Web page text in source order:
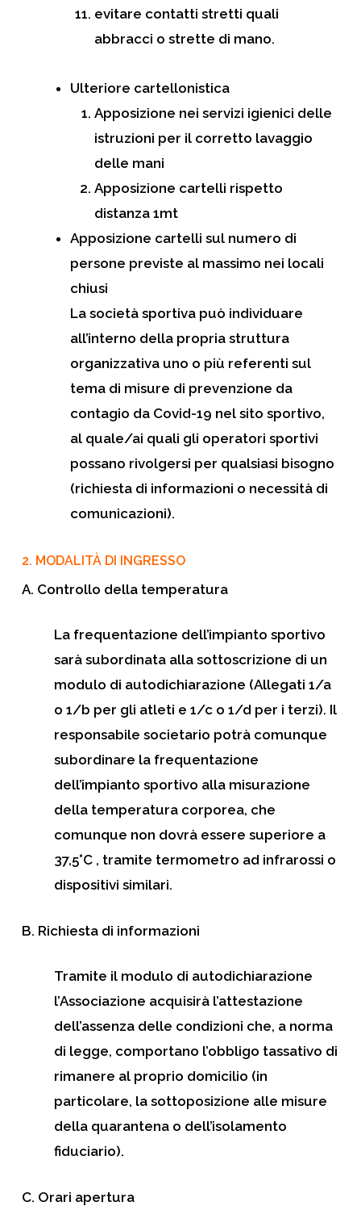
evitare contatti stretti quali
abbracci o strette di mano.
Ulteriore cartellonistica
Apposizione nei servizi igienici delle
istruzioni per il corretto lavaggio
delle mani
Apposizione cartelli rispetto
distanza 1mt
Apposizione cartelli sul numero di
persone previste al massimo nei locali
chiusi
La società sportiva può individuare
all’interno della propria struttura
organizzativa uno o più referenti sul
tema di misure di prevenzione da
contagio da Covid-19 nel sito sportivo,
al quale/ai quali gli operatori sportivi
possano rivolgersi per qualsiasi bisogno
(richiesta di informazioni o necessità di
comunicazioni).
2. MODALITÀ DI INGRESSO
A. Controllo della temperatura
La frequentazione dell’impianto sportivo
sarà subordinata alla sottoscrizione di un
modulo di autodichiarazione (Allegati 1/a
o 1/b per gli atleti e 1/c o 1/d per i terzi). Il
responsabile societario potrà comunque
subordinare la frequentazione
dell’impianto sportivo alla misurazione
della temperatura corporea, che
comunque non dovrà essere superiore a
37,5°C , tramite termometro ad infrarossi o
dispositivi similari.
B. Richiesta di informazioni
Tramite il modulo di autodichiarazione
l’Associazione acquisirà l’attestazione
dell’assenza delle condizioni che, a norma
di legge, comportano l’obbligo tassativo di
rimanere al proprio domicilio (in
particolare, la sottoposizione alle misure
della quarantena o dell’isolamento
fiduciario).
C. Orari apertura